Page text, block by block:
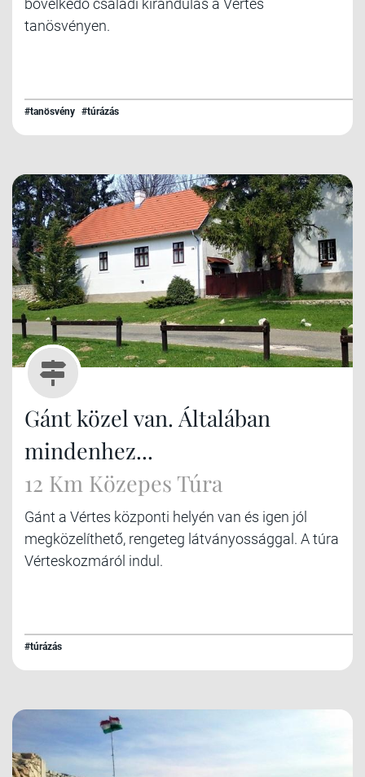
bővelkedő családi kirándulás a Vértes
tanösvényen.
#tanösvény #túrázás
Gánt közel van. Általában
mindenhez...
12 Km Közepes Túra
Gánt a Vértes központi helyén van és igen jól
megközelíthető, rengeteg látványossággal. A túra
Vérteskozmáról indul.
#túrázás